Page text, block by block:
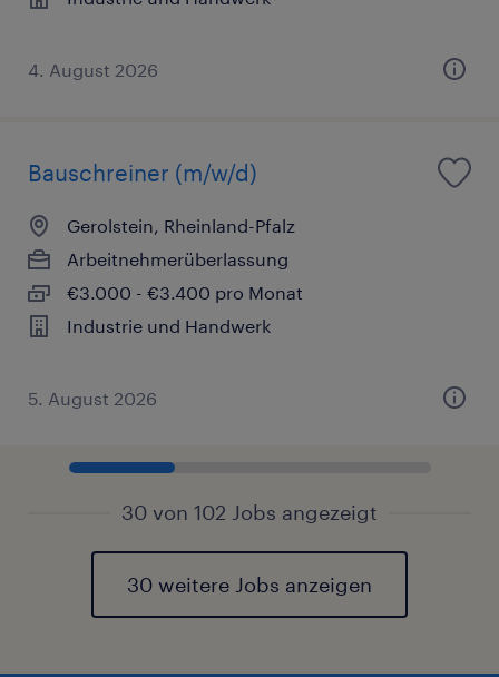
4. August 2026
Bauschreiner (m/w/d)
Gerolstein, Rheinland-Pfalz
Arbeitnehmerüberlassung
€3.000 - €3.400 pro Monat
Industrie und Handwerk
5. August 2026
30 von 102 Jobs angezeigt
30 weitere Jobs anzeigen